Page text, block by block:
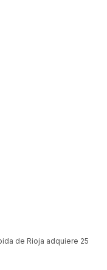
de Rioja adquiere 25